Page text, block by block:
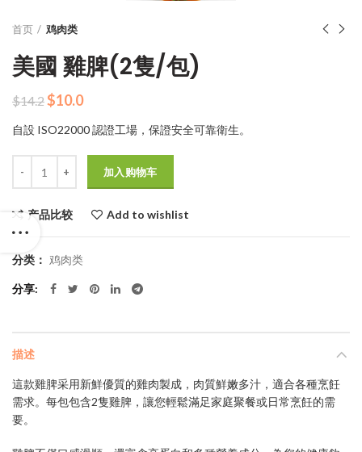
首页 鸡肉类
美國 雞脾(2隻/包)
$14.2 原
为：
$10.0当
价
为：
$10.0。
自設 ISO22000 認證工場，保證安全可靠衛生。
加入购物车
产品比较 Add to wishlist
分类： 鸡肉类
分享
描述
這款雞脾采用新鮮優質的雞肉製成，肉質鮮嫩多汁，適合各種烹飪
需求。每包包含2隻雞脾，讓您輕鬆滿足家庭聚餐或日常烹飪的需
要。